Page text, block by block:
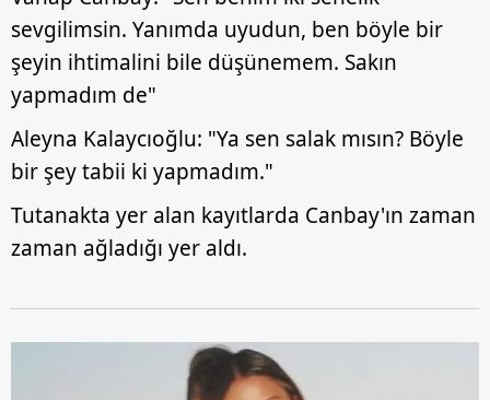
sevgilimsin. Yanımda uyudun, ben böyle bir
şeyin ihtimalini bile düşünemem. Sakın
yapmadım de"
Aleyna Kalaycıoğlu: "Ya sen salak mısın? Böyle
bir şey tabii ki yapmadım."
Tutanakta yer alan kayıtlarda Canbay'ın zaman
zaman ağladığı yer aldı.